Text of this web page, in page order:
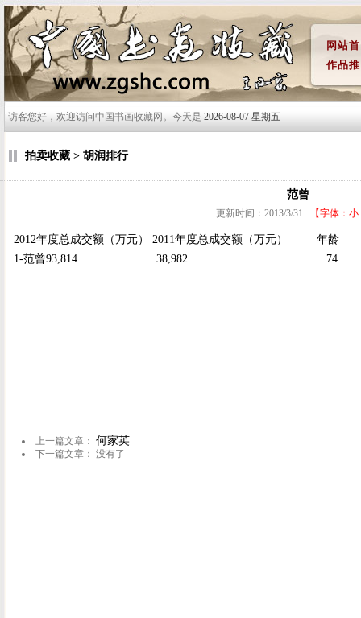
网站
作品
访客您好，欢迎访问中国书画收藏网。今天是 2026-08-07 星期五
拍卖收藏 > 胡润排行
范曾
更新时间：2013/3/31 【字体：小
2012年度总成交额（万元） 2011年度总成交额（万元）
1-范曾93,814 38,982 74 北
上一篇文章： 何家英
下一篇文章： 没有了